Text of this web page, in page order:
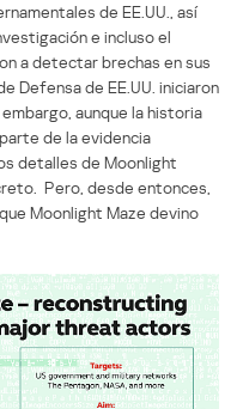
de EE.UU., así
e incluso el
a detectar brechas en sus
Defensa de EE.UU. iniciaron
aunque la historia
de la evidencia
detalles de Moonlight
Pero, desde entonces,
Moonlight Maze devino